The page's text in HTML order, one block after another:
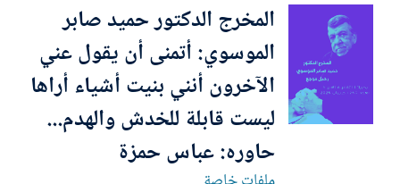
>>مهدي نقوس: القصة القصيرة ليست نوعًا
أدبيًا فقط، بل هي تمرين على التقاط المعنى
في لحظة خاطفة. أكتبها...
المخرج الدكتور حميد صابر
الموسوي: أتمنى أن يقول عني
الآخرون أنني بنيت أشياء أراها
ليست قابلة للخدش والهدم...
حاوره: عباس حمزة